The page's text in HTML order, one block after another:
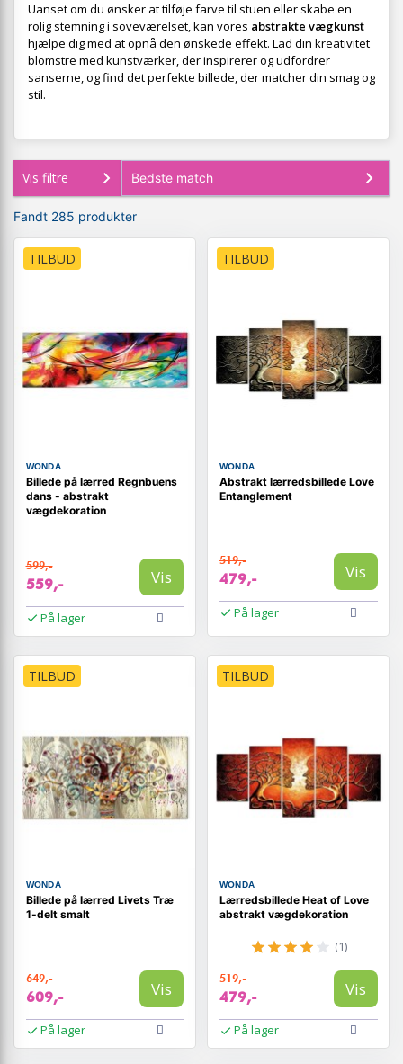
Uanset om du ønsker at tilføje farve til stuen eller skabe en
rolig stemning i soveværelset, kan vores abstrakte vægkunst
hjælpe dig med at opnå den ønskede effekt. Lad din kreativitet
blomstre med kunstværker, der inspirerer og udfordrer
sanserne, og find det perfekte billede, der matcher din smag og
stil.
Vis filtre
Fandt 285 produkter
TILBUD
WONDA
Billede på lærred Regnbuens
dans - abstrakt
vægdekoration
599,-
559,- Vis
På lager
TILBUD
WONDA
Abstrakt lærredsbillede Love
Entanglement
519,-
479,- Vis
På lager
TILBUD
WONDA
Billede på lærred Livets Træ
1-delt smalt
649,-
609,- Vis
På lager
TILBUD
WONDA
Lærredsbillede Heat of Love
abstrakt vægdekoration
(1)
519,-
479,- Vis
På lager